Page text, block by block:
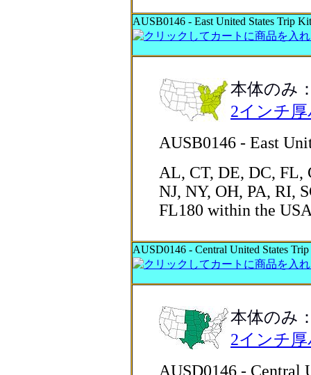
AUSB0146 - East United States Trip
本体のみ
2インチ
AUSB0146 - East
AL, CT, DE, DC,
NJ, NY, OH, PA, RI,
FL180 within the
AUSD0146 - Central United States
本体のみ
2インチ
AUSD0146 - Central